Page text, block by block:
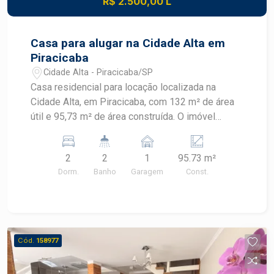
praticidade e excelente custo-benefício no
Casa para alugar na Cidade Alta em
Piracicaba
Cidade Alta - Piracicaba/SP
Casa residencial para locação localizada na
Cidade Alta, em Piracicaba, com 132 m² de área
útil e 95,73 m² de área construída. O imóvel
armários, oferecendo praticidade em localização
estratégica. CARACTERÍSTICAS DO IMÓVEL -
Área útil de 132 m² - Área construída de 95,73 m²
momentos de lazer e convivência - Churrasqueira
para confraternizações - Armários que
contribuem para a organização dos ambientes -
2
Dorm.
2
Banho
1
Garagem
95.73 m²
Const.
Cód. 158977